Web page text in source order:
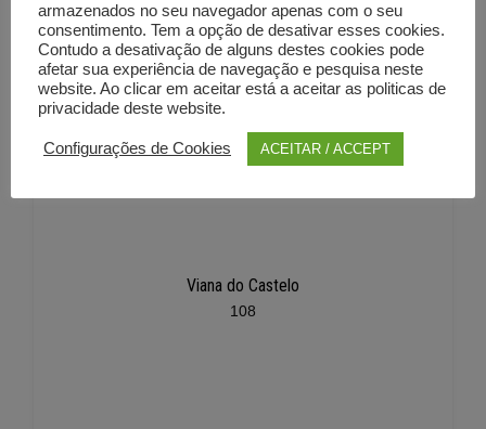
Viana do Castelo
108
armazenados no seu navegador apenas com o seu
consentimento. Tem a opção de desativar esses cookies.
Contudo a desativação de alguns destes cookies pode
afetar sua experiência de navegação e pesquisa neste
website. Ao clicar em aceitar está a aceitar as politicas de
privacidade deste website.
Configurações de Cookies ACEITAR / ACCEPT